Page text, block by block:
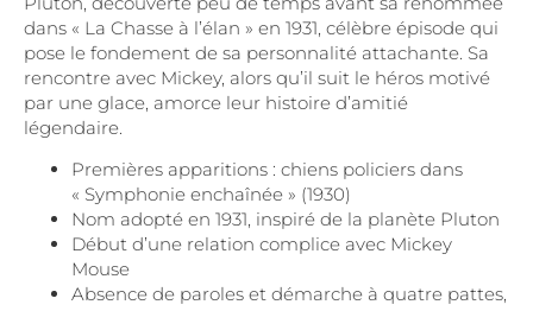
dans « La Chasse à l’élan » en 1931, célèbre épisode qui
pose le fondement de sa personnalité attachante. Sa
rencontre avec Mickey, alors qu’il suit le héros motivé
par une glace, amorce leur histoire d’amitié
légendaire.
Premières apparitions : chiens policiers dans
« Symphonie enchaînée » (1930)
Nom adopté en 1931, inspiré de la planète Pluton
Début d’une relation complice avec Mickey
Mouse
Absence de paroles et démarche à quatre pattes,